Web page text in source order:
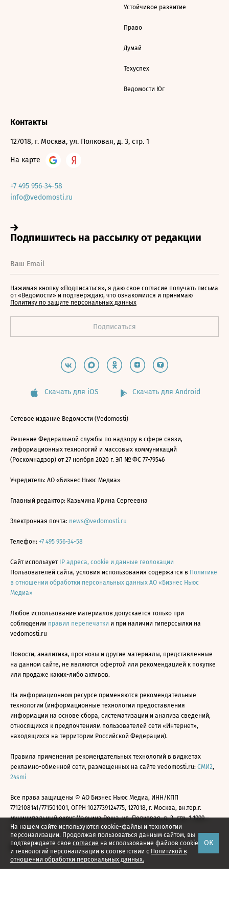
На нашем сайте используются cookie-файлы и технологии
персонализации. Продолжая пользоваться данным сайтом, вы
подтверждаете свое согласие на использование файлов cookie
и технологий персонализации в соответствии с Политикой в
отношении обработки персональных данных.
ОК
Устойчивое развитие
Право
Думай
Техуспех
Ведомости Юг
Контакты
127018, г. Москва, ул. Полковая, д. 3, стр. 1
На карте
+7 495 956-34-58
info@vedomosti.ru
Нажимая кнопку «Подписаться», я даю свое согласие получать письма
от «Ведомости» и подтверждаю, что ознакомился и принимаю
Политику по защите персональных данных
Скачать для iOS Скачать для Android
Сетевое издание Ведомости (Vedomosti)
Решение Федеральной службы по надзору в сфере связи,
информационных технологий и массовых коммуникаций
(Роскомнадзор) от 27 ноября 2020 г. ЭЛ № ФС 77-79546
Учредитель: АО «Бизнес Ньюс Медиа»
Главный редактор: Казьмина Ирина Сергеевна
Электронная почта: news@vedomosti.ru
Телефон: +7 495 956-34-58
Сайт использует IP адреса, cookie и данные геолокации
Пользователей сайта, условия использования содержатся в Политике
в отношении обработки персональных данных АО «Бизнес Ньюс
Медиа»
Любое использование материалов допускается только при
соблюдении правил перепечатки и при наличии гиперссылки на
vedomosti.ru
Новости, аналитика, прогнозы и другие материалы, представленные
на данном сайте, не являются офертой или рекомендацией к покупке
или продаже каких-либо активов.
На информационном ресурсе применяются рекомендательные
технологии (информационные технологии предоставления
информации на основе сбора, систематизации и анализа сведений,
относящихся к предпочтениям пользователей сети «Интернет»,
находящихся на территории Российской Федерации).
Правила применения рекомендательных технологий в виджетах
рекламно-обменной сети, размещенных на сайте vedomosti.ru: СМИ2,
24smi
Все права защищены © АО Бизнес Ньюс Медиа, ИНН/КПП
7712108141/771501001, ОГРН 1027739124775, 127018, г. Москва, вн.тер.г.
муниципальный округ Марьина Роща, ул. Полковая, д. 3, стр. 1 1999—
2026